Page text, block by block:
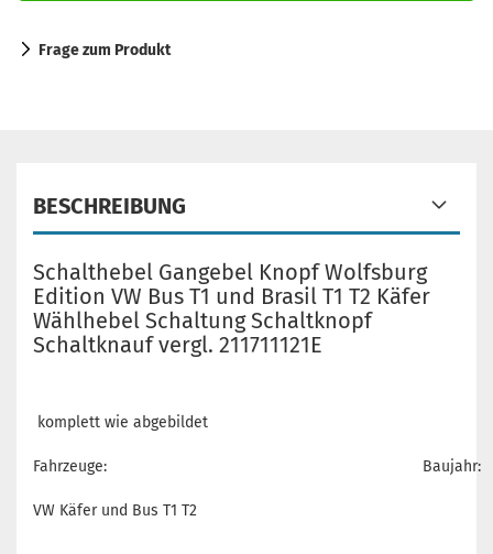
Frage zum Produkt
BESCHREIBUNG
Schalthebel Gangebel Knopf Wolfsburg
Edition VW Bus T1 und Brasil T1 T2 Käfer
Wählhebel Schaltung Schaltknopf
Schaltknauf vergl. 211711121E
komplett wie abgebildet
Fahrzeuge: Baujahr:
VW Käfer und Bus T1 T2